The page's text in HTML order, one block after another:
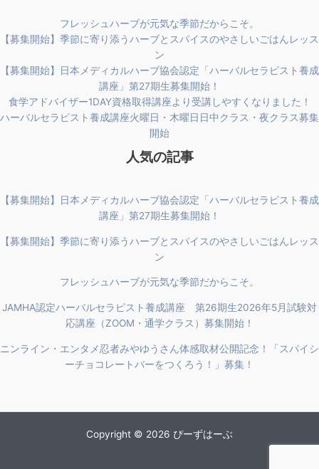
フレッシュハーブが元気な季節だからこそ。
【募集開始】季節に寄り添うハーブとスパイスのやさしいごはんレッス
ン
【募集開始】日本メディカルハーブ協会認定「ハーバルセラピスト養成
講座」第27期生募集開始！
食学アドバイザー1DAY資格取得講座より受講しやすくなりました！
ハーバルセラピスト養成講座火曜日・木曜日日中クラス・夜クラス募集
開始
人気の記事
【募集開始】日本メディカルハーブ協会認定「ハーバルセラピスト養成
講座」第27期生募集開始！
【募集開始】季節に寄り添うハーブとスパイスのやさしいごはんレッス
ン
フレッシュハーブが元気な季節だからこそ。
JAMHA認定ハーバルセラピスト養成講座 第26期生2026年5月試験対
応講座（ZOOM・通学クラス）募集開始！
ニンライン・エンタメ忍者みやゆうさん体感取材公開記念！「スパイシ
ーチョコレートバーをつくろう！」募集！
Copyright © 2026 ぴーずはーぶ